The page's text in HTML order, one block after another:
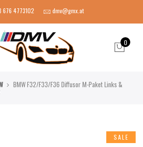
676 4773102 dmv@gmx.at
0
BMW F32/F33/F36 Diffusor M-Paket Links &
SALE